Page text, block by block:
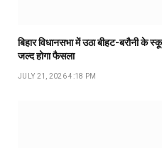
बिहार विधानसभा में उठा बीहट-बरौनी के
जल्द होगा फैसला
JULY 21, 2026 4:18 PM